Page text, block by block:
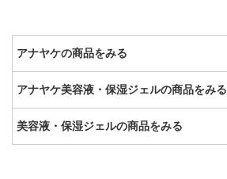
アナヤケの商品をみる
アナヤケ美容液・保湿ジェルの商品をみる
美容液・保湿ジェルの商品をみる